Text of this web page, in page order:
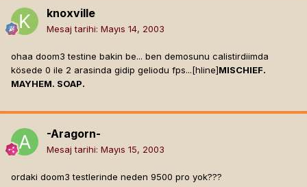
knoxville
Mesaj tarihi: Mayıs 14, 2003
ohaa doom3 testine bakin be... ben demosunu calistirdiimda
kösede 0 ile 2 arasinda gidip geliodu fps...[hline]MISCHIEF.
MAYHEM. SOAP.
-Aragorn-
Mesaj tarihi: Mayıs 15, 2003
ordaki doom3 testlerinde neden 9500 pro yok???